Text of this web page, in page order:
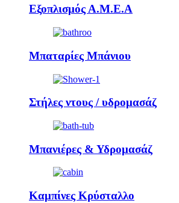
Εξοπλισμός Α.Μ.Ε.Α
Μπαταρίες Μπάνιου
Στήλες ντους / υδρομασάζ
Μπανιέρες & Υδρομασάζ
Καμπίνες Κρύσταλλο